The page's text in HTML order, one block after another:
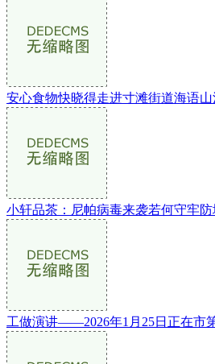
安心食物快晓得走进寸滩街道海语山
小轩品茶：尼帕病毒来袭若何守牢防
工做演讲——2026年1月25日正在市